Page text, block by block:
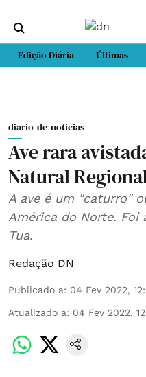
Edição Diária Últimas
diario-de-noticias
Ave rara
Natural
A ave é um "caturro"
América do Norte. Foi
Tua.
Redação DN
Publicado a: 04 Fev 2022,
Atualizado a: 04 Fev 2022,